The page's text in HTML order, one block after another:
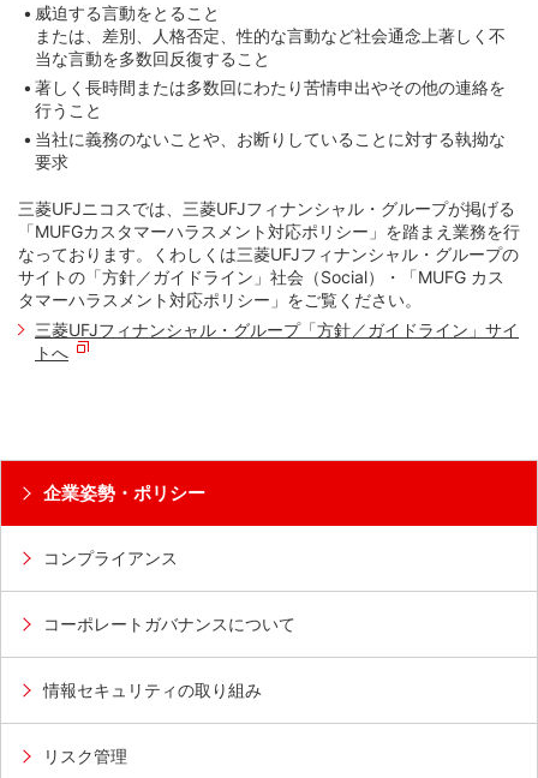
威迫する言動をとること
または、差別、人格否定、性的な言動など社会通念上著しく不
当な言動を多数回反復すること
著しく長時間または多数回にわたり苦情申出やその他の連絡を
行うこと
当社に義務のないことや、お断りしていることに対する執拗な
要求
三菱UFJニコスでは、三菱UFJフィナンシャル・グループが掲げる
「MUFGカスタマーハラスメント対応ポリシー」を踏まえ業務を行
なっております。くわしくは三菱UFJフィナンシャル・グループの
サイトの「方針／ガイドライン」社会（Social）・「MUFG カス
タマーハラスメント対応ポリシー」をご覧ください。
三菱UFJフィナンシャル・グループ「方針／ガイドライン」サイ
トへ
企業姿勢・ポリシー
コンプライアンス
コーポレートガバナンスについて
情報セキュリティの取り組み
リスク管理